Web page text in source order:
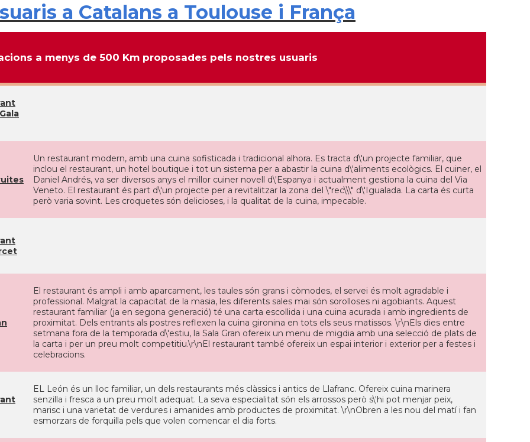
a Catalans a Toulouse i França
a menys de 500 Km proposades pels nostres usuaris
Un restaurant modern, amb una cuina sofisticada i tradicional alhora. Es tracta d\'un projecte familiar, que
inclou el restaurant, un hotel boutique i tot un sistema per a abastir la cuina d\'aliments ecològics. El cuiner, el
Daniel Andrés, va ser diversos anys el millor cuiner novell d\'Espanya i actualment gestiona la cuina del Via
Veneto. El restaurant és part d\'un projecte per a revitalitzar la zona del \"rec\\\" d\'Igualada. La carta és curta
però varia sovint. Les croquetes són delicioses, i la qualitat de la cuina, impecable.
El restaurant és ampli i amb aparcament, les taules són grans i còmodes, el servei és molt agradable i
professional. Malgrat la capacitat de la masia, les diferents sales mai són sorolloses ni agobiants. Aquest
restaurant familiar (ja en segona generació) té una carta escollida i una cuina acurada i amb ingredients de
proximitat. Dels entrants als postres reflexen la cuina gironina en tots els seus matissos. \r\nEls dies entre
setmana fora de la temporada d\'estiu, la Sala Gran ofereix un menu de migdia amb una selecció de plats de
la carta i per un preu molt competitiu.\r\nEl restaurant també ofereix un espai interior i exterior per a festes i
celebracions.
EL León és un lloc familiar, un dels restaurants més clàssics i antics de Llafranc. Ofereix cuina marinera
senzilla i fresca a un preu molt adequat. La seva especialitat són els arrossos però s\'hi pot menjar peix,
marisc i una varietat de verdures i amanides amb productes de proximitat. \r\nObren a les nou del matí i fan
esmorzars de forquilla pels que volen comencar el dia forts.